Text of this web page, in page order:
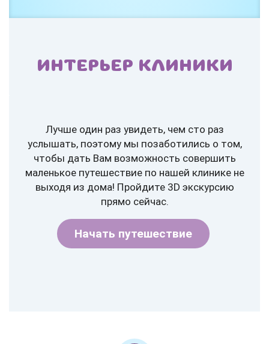
ИНТЕРЬЕР КЛИНИКИ
Лучше один раз увидеть, чем сто раз
услышать, поэтому мы позаботились о том,
чтобы дать Вам возможность совершить
маленькое путешествие по нашей клинике не
выходя из дома! Пройдите 3D экскурсию
прямо сейчас.
Начать путешествие